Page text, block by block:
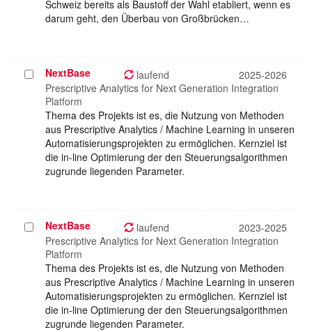
Schweiz bereits als Baustoff der Wahl etabliert, wenn es
darum geht, den Überbau von Großbrücken…
Projekt
auswählen
NextBase laufend
2025-2026
Prescriptive Analytics for Next Generation Integration
Platform
Thema des Projekts ist es, die Nutzung von Methoden
aus Prescriptive Analytics / Machine Learning in unseren
Automatisierungsprojekten zu ermöglichen. Kernziel ist
die in-line Optimierung der den Steuerungsalgorithmen
zugrunde liegenden Parameter.
Projekt
auswählen
NextBase laufend
2023-2025
Prescriptive Analytics for Next Generation Integration
Platform
Thema des Projekts ist es, die Nutzung von Methoden
aus Prescriptive Analytics / Machine Learning in unseren
Automatisierungsprojekten zu ermöglichen. Kernziel ist
die in-line Optimierung der den Steuerungsalgorithmen
zugrunde liegenden Parameter.